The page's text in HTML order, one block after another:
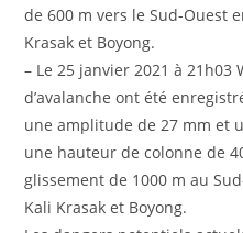
de 600 m vers le Sud-Ouest
Krasak et Boyong.
– Le 25 janvier 2021 à 21h03
d’avalanche ont été
une amplitude de 27 mm et
une hauteur de colonne de
glissement de 1000 m au
Kali Krasak et Boyong.